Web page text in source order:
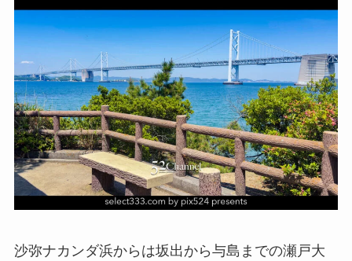
沙弥ナカンダ浜からは坂出から与島までの瀬戸大